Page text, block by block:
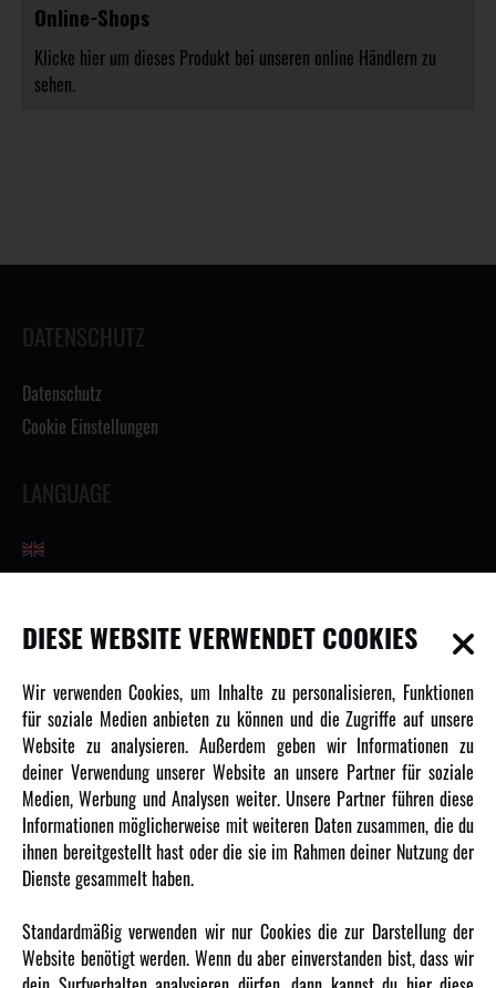
Online-Shops
Klicke hier um dieses Produkt bei unseren online Händlern zu
sehen.
DATENSCHUTZ
Datenschutz
Cookie Einstellungen
LANGUAGE
INFORMATIONEN
Newsletter
Über uns
Karriere
Amewi Kataloge
MEHR VON AMEWI
Amewi Construction - Nutzfahrzeuge
DIESE WEBSITE VERWENDET COOKIES
Wir verwenden Cookies, um Inhalte zu personalisieren, Funktionen
für soziale Medien anbieten zu können und die Zugriffe auf unsere
Website zu analysieren. Außerdem geben wir Informationen zu
deiner Verwendung unserer Website an unsere Partner für soziale
Medien, Werbung und Analysen weiter. Unsere Partner führen diese
Informationen möglicherweise mit weiteren Daten zusammen, die du
ihnen bereitgestellt hast oder die sie im Rahmen deiner Nutzung der
Dienste gesammelt haben.
Standardmäßig verwenden wir nur Cookies die zur Darstellung der
Website benötigt werden. Wenn du aber einverstanden bist, dass wir